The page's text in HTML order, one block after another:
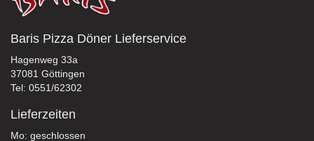
Baris Pizza Döner Lieferservice
Hagenweg 33a
37081 Göttingen
Tel: 0551/62302
Lieferzeiten
Mo: geschlossen